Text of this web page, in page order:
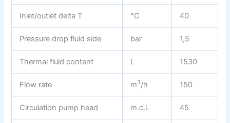
Inlet/outlet delta T °C 40
Pressure drop fluid side bar 1,5
Thermal fluid content L 1530
Flow rate m3/h 150
Circulation pump head m.c.l. 45